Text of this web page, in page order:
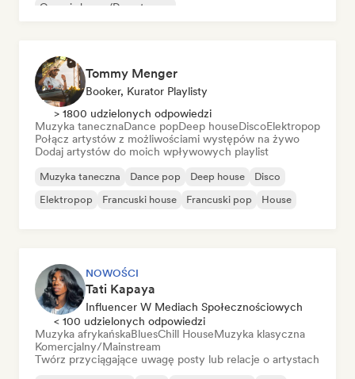
Organic house/Downtempo
Tommy Menger
Booker, Kurator Playlisty
> 1800 udzielonych odpowiedzi
Muzyka tanecznaDance popDeep houseDiscoElektropop
Połącz artystów z możliwościami występów na żywo
Dodaj artystów do moich wpływowych playlist
Muzyka taneczna Dance pop Deep house
Disco
Elektropop
Francuski house Francuski pop House
NOWOŚCI
Tati Kapaya
Influencer W Mediach Społecznościowych
< 100 udzielonych odpowiedzi
Muzyka afrykańskaBluesChill HouseMuzyka klasyczna
Komercjalny/Mainstream
Twórz przyciągające uwagę posty lub relacje o artystach